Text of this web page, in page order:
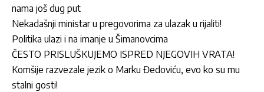
nama još dug put
Nekadašnji ministar u pregovorima za ulazak u rijaliti!
Politika ulazi i na imanje u Šimanovcima
ČESTO PRISLUŠKUJEMO ISPRED NJEGOVIH VRATA!
Komšije razvezale jezik o Marku Đedoviću, evo ko su mu
stalni gosti!